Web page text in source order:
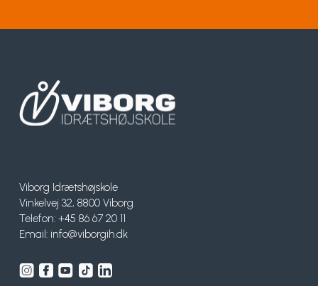
Viborg Idrætshøjskole
Vinkelvej 32, 8800 Viborg
Telefon: +45 86 67 20 11
Email: info@viborgih.dk